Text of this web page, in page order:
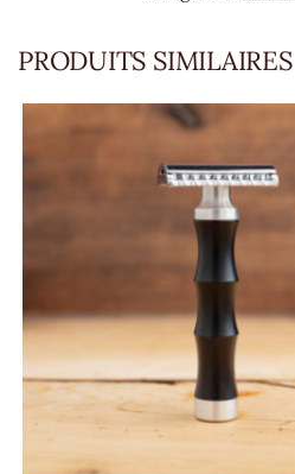
PRODUITS SIMILAIRES